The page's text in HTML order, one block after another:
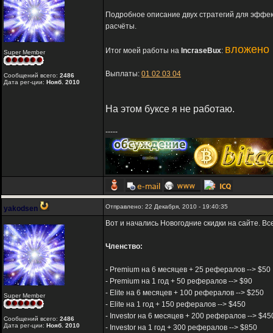
Super Member
Сообщений всего: 2486
Дата рег-ции: Нояб. 2010
Подробное описание двух стратегий для
расчёты.
Итог моей работы на IncraseBux: вложено
Выплаты: 01 02 03 04
На этом буксе я не работаю.
-----
yakodsen Отправлено: 22 Декабря, 2010 - 19:40:35
Super Member
Сообщений всего: 2486
Дата рег-ции: Нояб. 2010
Вот и начались Новогодние скидки на сайте.
Членство:
- Premium на 6 месяцев + 25 рефералов --> $50
- Premium на 1 год + 50 рефералов --> $90
- Elite на 6 месяцев + 100 рефералов --> $250
- Elite на 1 год + 150 рефералов --> $450
- Investor на 6 месяцев + 200 рефералов -->
- Investor на 1 год + 300 рефералов --> $850